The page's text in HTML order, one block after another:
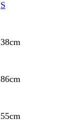
S
38cm
86cm
55cm